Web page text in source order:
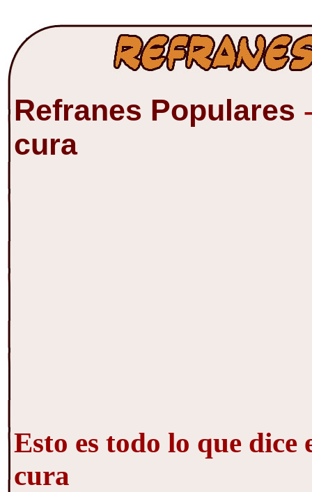
Refranes Populares
cura
Esto es todo lo que
cura